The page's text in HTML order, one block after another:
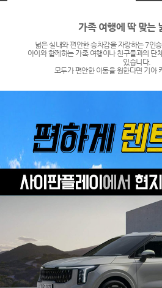
가족 여행에 딱 맞는
넓은 실내와 편안한 승차감을 자랑하는 7인
아이와 함께하는 가족 여행이나 친구들과의 단
있습니다.
모두가 편안한 이동을 원한다면 기아